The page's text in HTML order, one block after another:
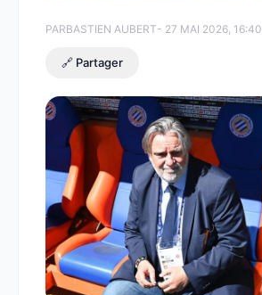
PARBASTIEN AUBERT- 27 MAI 2026, 16:40
🔗 Partager